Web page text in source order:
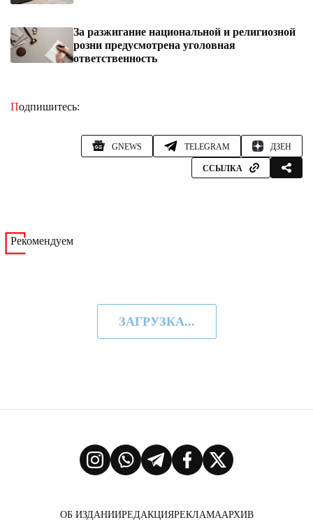
За разжигание национальной и религиозной
розни предусмотрена уголовная
ответственность
Подпишитесь:
GNEWS TELEGRAM ДЗЕН
ССЫЛКА
Рекомендуем
ЗАГРУЗКА...
ОБ ИЗДАНИИРЕДАКЦИЯРЕКЛАМААРХИВ